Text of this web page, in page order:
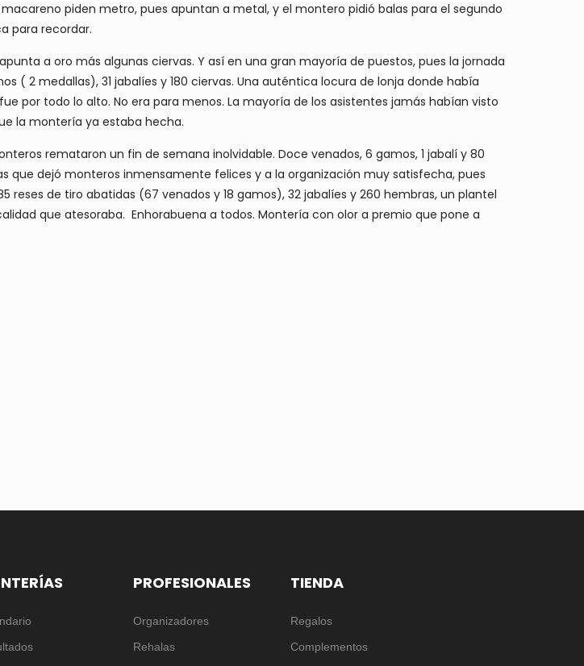
piden metro, pues apuntan a metal, y el montero pidió balas para el segundo
para recordar.
a oro más algunas ciervas. Y así en una gran mayoría de puestos, pues la jornada
( 2 medallas), 31 jabalíes y 180 ciervas. Una auténtica locura de lonja donde había
por todo lo alto. No era para menos. La mayoría de los asistentes jamás habían visto
la montería ya estaba hecha.
remataron un fin de semana inolvidable. Doce venados, 6 gamos, 1 jabalí y 80
que dejó monteros inmensamente felices y a la organización muy satisfecha, pues
de tiro abatidas (67 venados y 18 gamos), 32 jabalíes y 260 hembras, un plantel
que atesoraba. Enhorabuena a todos. Montería con olor a premio que pone a
PROFESIONALES
Organizadores
Rehalas
TIENDA
Regalos
Complementos